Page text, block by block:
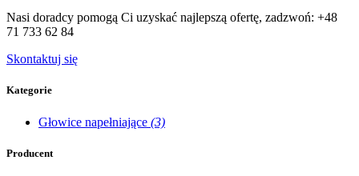
Nasi doradcy pomogą Ci uzyskać najlepszą ofertę, zadzwoń: +48
71 733 62 84
Skontaktuj się
Kategorie
Głowice napełniające (3)
Producent